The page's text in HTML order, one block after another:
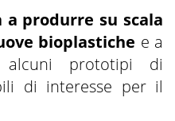
produrre su scala
bioplastiche e a
alcuni prototipi di
di interesse per il